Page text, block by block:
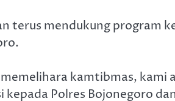
terus mendukung program
kamtibmas, kami
kepada Polres Bojonegoro